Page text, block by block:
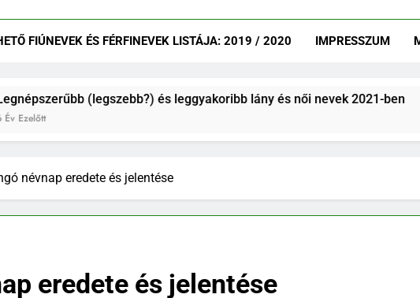
FIÚNEVEK ÉS FÉRFINEVEK LISTÁJA: 2019 / 2020 IMPRESSZUM
(legszebb?) és leggyakoribb lány és női nevek 2021-ben C
névnap eredete és jelentése
eredete és jelentése